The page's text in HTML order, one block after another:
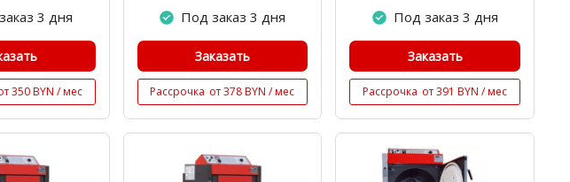
3 дня
350 BYN / мес
Под заказ 3 дня
Заказать
Рассрочка от 378 BYN / мес
Под заказ 3 дня
Заказать
Рассрочка от 391 BYN / мес